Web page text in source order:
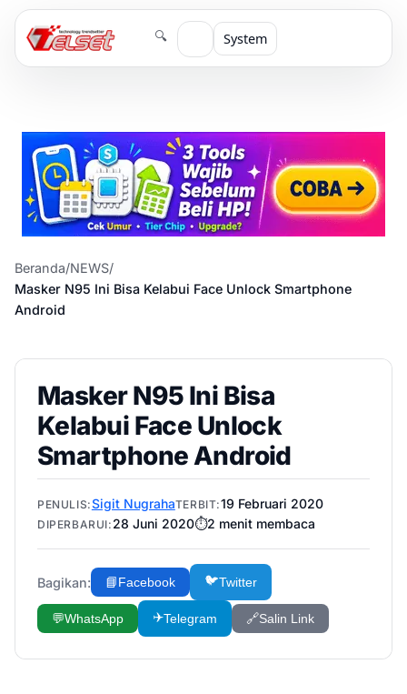
🔍 System
Beranda/NEWS/
Masker N95 Ini Bisa Kelabui Face Unlock Smartphone
Android
Masker N95 Ini Bisa
Kelabui Face Unlock
Smartphone Android
PENULIS:Sigit NugrahaTERBIT:19 Februari 2020
DIPERBARUI: 28 Juni 2020⏱️2 menit membaca
Bagikan: 📘Facebook 🐦Twitter
💬WhatsApp ✈️Telegram 🔗Salin Link